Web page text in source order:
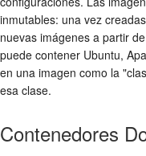
inmutables: una vez
nuevas imágenes a partir
puede contener Ubuntu,
en una imagen como la
esa clase.
Contenedores